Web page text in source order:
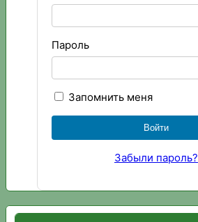
Пароль
Запомнить меня
Забыли пароль?